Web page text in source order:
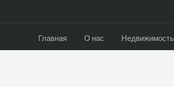
Главная О нас Недвижимость